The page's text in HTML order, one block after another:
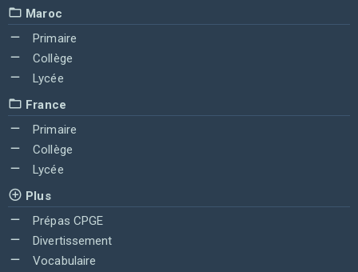
Maroc
Primaire
Collège
Lycée
France
Primaire
Collège
Lycée
Plus
Prépas CPGE
Divertissement
Vocabulaire